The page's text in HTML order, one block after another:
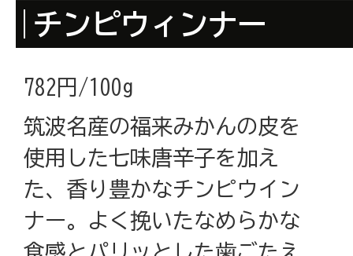
チンピウィンナー
782円/100g
筑波名産の福来みかんの皮を
使用した七味唐辛子を加え
た、香り豊かなチンピウイン
ナー。よく挽いたなめらかな